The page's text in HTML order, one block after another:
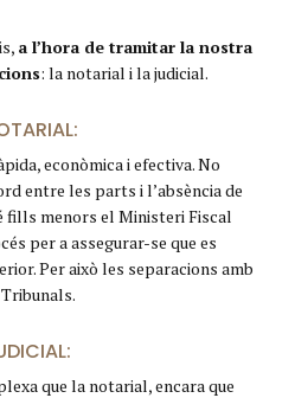
a l’hora de tramitar la nostra
: la notarial i la judicial.
econòmica i efectiva. No
entre les parts i l’absència de
fills menors el Ministeri Fiscal
per a assegurar-se que es
Per això les separacions amb
que la notarial, encara que